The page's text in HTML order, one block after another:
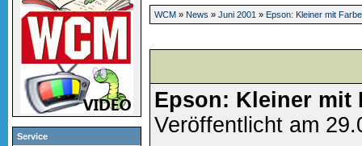
Service
WCM» News » Juni 2001 » Epson: Kleiner mit Farbe
Epson: Kleiner mit
Veröffentlicht am